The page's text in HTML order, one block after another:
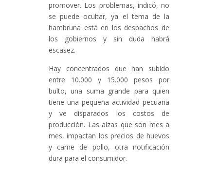
promover. Los problemas, indicó, no
se puede ocultar, ya el tema de la
hambruna está en los despachos de
los gobiernos y sin duda habrá
escasez.
Hay concentrados que han subido
entre 10.000 y 15.000 pesos por
bulto, una suma grande para quien
tiene una pequeña actividad pecuaria
y ve disparados los costos de
producción. Las alzas que son mes a
mes, impactan los precios de huevos
y carne de pollo, otra notificación
dura para el consumidor.